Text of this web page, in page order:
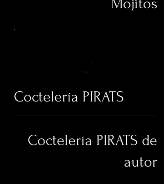
Mojitos
Coctelería PIRATS
Coctelería PIRATS de
autor